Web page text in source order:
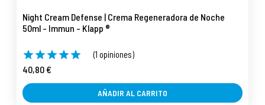
Night Cream Defense | Crema Regeneradora de Noche
50ml - Immun - Klapp ®
(1 opiniones)
40,80 €
AÑADIR AL CARRITO